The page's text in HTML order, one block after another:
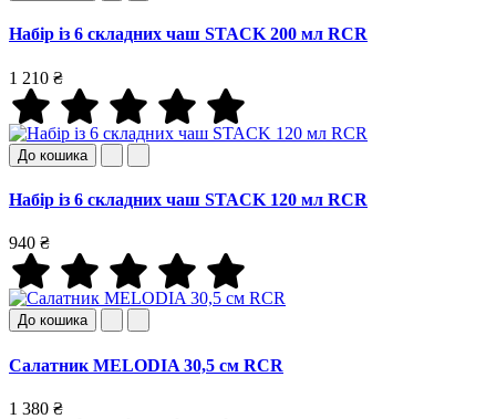
Набір із 6 складних чаш STACK 200 мл RCR
1 210 ₴
До кошика
Набір із 6 складних чаш STACK 120 мл RCR
940 ₴
До кошика
Салатник MELODIA 30,5 см RCR
1 380 ₴